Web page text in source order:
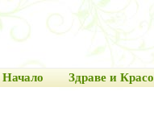
Начало Здраве и